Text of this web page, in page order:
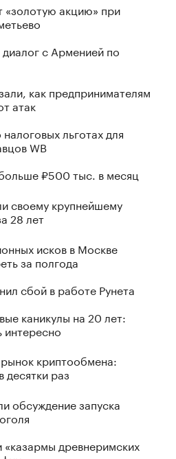
«золотую акцию» при
с Арменией по
как предпринимателям
атак
льготах для
WB
₽500 тыс. в месяц
своему крупнейшему
28 лет
исков в Москве
за полгода
сбой в работе Рунета
каникулы на 20 лет:
криптообмена:
раз
обсуждение запуска
«казармы древнеримских